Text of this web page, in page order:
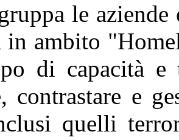
le
in ambito
di capacità e
contrastare e
quelli